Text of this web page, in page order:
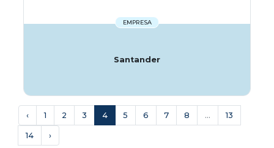
EMPRESA
Santander
‹ 1 2 3 4 5 6 7 8 ... 13
14 ›